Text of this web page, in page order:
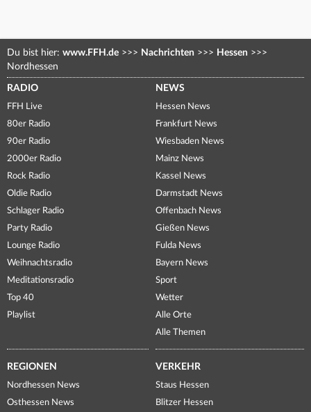
Du bist hier: www.FFH.de >>> Nachrichten >>> Hessen >>>
Nordhessen
RADIO
FFH Live
80er Radio
90er Radio
2000er Radio
Rock Radio
Oldie Radio
Schlager Radio
Party Radio
Lounge Radio
Weihnachtsradio
Meditationsradio
Top 40
Playlist
NEWS
Hessen News
Frankfurt News
Wiesbaden News
Mainz News
Kassel News
Darmstadt News
Offenbach News
Gießen News
Fulda News
Bayern News
Sport
Wetter
Alle Orte
Alle Themen
REGIONEN
Nordhessen News
Osthessen News
VERKEHR
Staus Hessen
Blitzer Hessen